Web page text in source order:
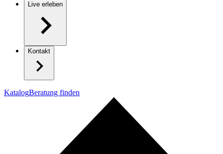
Live erleben
Kontakt
KatalogBeratung finden